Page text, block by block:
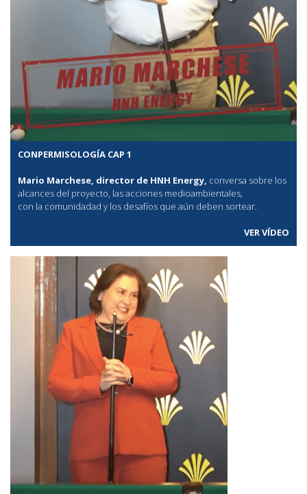
CONPERMISOLOGÍA CAP 1
Mario Marchese, director de HNH Energy, conversa sobre los
alcances del proyecto, las acciones medioambientales,
con la comunidadad y los desafíos que aún deben sortear.
VER VÍDEO